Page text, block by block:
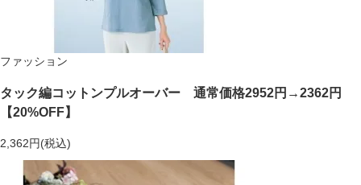
ファッション
タック編コットンプルオーバー 通常価格2952円→2362円
【20%OFF】
2,362円(税込)